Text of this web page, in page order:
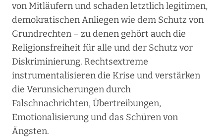
von Mitläufern und schaden letztlich legitimen,
demokratischen Anliegen wie dem Schutz von
Grundrechten – zu denen gehört auch die
Religionsfreiheit für alle und der Schutz vor
Diskriminierung. Rechtsextreme
instrumentalisieren die Krise und verstärken
die Verunsicherungen durch
Falschnachrichten, Übertreibungen,
Emotionalisierung und das Schüren von
Ängsten.